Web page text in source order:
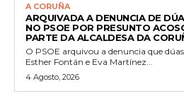
A CORUÑA
ARQUIVADA A DENUNCIA DE
NO PSOE POR PRESUNTO
PARTE DA ALCALDESA DA
O PSOE arquivou a denuncia que dúas
Esther Fontán e Eva Martínez...
4 Agosto, 2026